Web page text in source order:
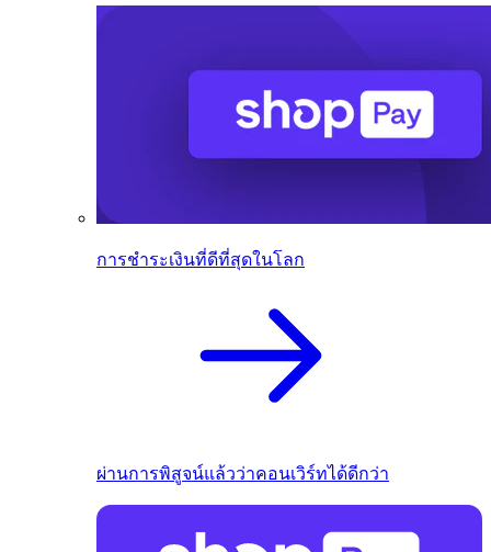
การชำระเงินที่ดีที่สุดในโลก
ผ่านการพิสูจน์แล้วว่าคอนเวิร์ทได้ดีกว่า